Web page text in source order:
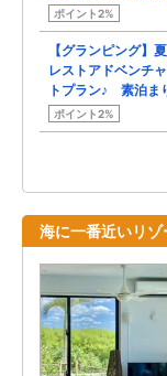
ポイント2%
【グランピング】
レストアドベンチ
トプラン♪ 素泊ま
ポイント2%
海に一番近いリゾ